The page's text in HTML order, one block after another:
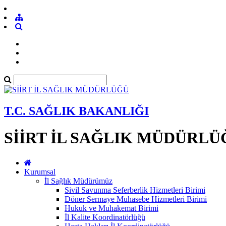
T.C. SAĞLIK BAKANLIĞI
SİİRT İL SAĞLIK
Kurumsal
İl Sağlık Müdürümüz
Sivil Savunma Seferberlik Hizmetleri Birimi
Döner Sermaye Muhasebe Hizmetleri Birimi
Hukuk ve Muhakemat Birimi
İl Kalite Koordinatörlüğü